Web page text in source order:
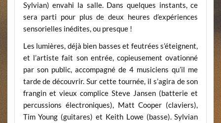
Sylvian) envahi la salle. Dans quelques instants, ce
sera parti pour plus de deux heures d’expériences
sensorielles inédites, ou presque !
Les lumières, déjà bien basses et feutrées s’éteignent,
et l’artiste fait son entrée, copieusement ovationné
par son public, accompagné de 4 musiciens qu’il me
tarde de découvrir. Sur cette tournée, il s’agira de son
frangin et vieux complice Steve Jansen (batterie et
percussions électroniques), Matt Cooper (claviers),
Tim Young (guitares) et Keith Lowe (basse). Sylvian